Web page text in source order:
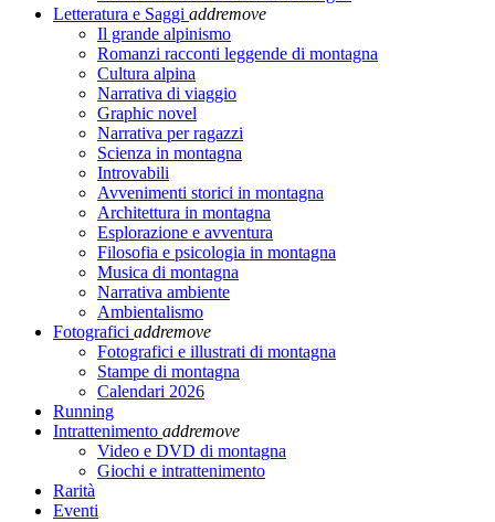
Letteratura e Saggi addremove
Il grande alpinismo
Romanzi racconti leggende di montagna
Cultura alpina
Narrativa di viaggio
Graphic novel
Narrativa per ragazzi
Scienza in montagna
Introvabili
Avvenimenti storici in montagna
Architettura in montagna
Esplorazione e avventura
Filosofia e psicologia in montagna
Musica di montagna
Narrativa ambiente
Ambientalismo
Fotografici addremove
Fotografici e illustrati di montagna
Stampe di montagna
Calendari 2026
Running
Intrattenimento addremove
Video e DVD di montagna
Giochi e intrattenimento
Rarità
Eventi